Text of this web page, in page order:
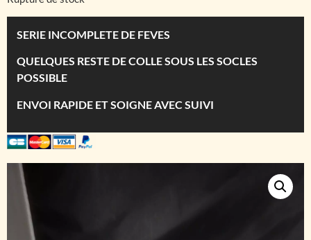
SERIE INCOMPLETE DE FEVES
QUELQUES RESTE DE COLLE SOUS LES SOCLES
POSSIBLE
ENVOI RAPIDE ET SOIGNE AVEC SUIVI